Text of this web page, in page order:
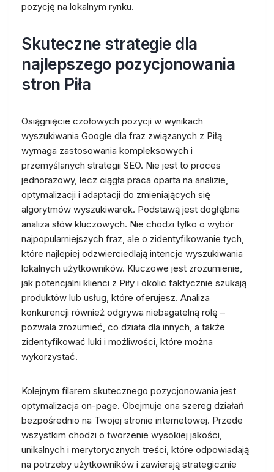
pozycję na lokalnym rynku.
Skuteczne strategie dla
najlepszego pozycjonowania
stron Piła
Osiągnięcie czołowych pozycji w wynikach
wyszukiwania Google dla fraz związanych z Piłą
wymaga zastosowania kompleksowych i
przemyślanych strategii SEO. Nie jest to proces
jednorazowy, lecz ciągła praca oparta na analizie,
optymalizacji i adaptacji do zmieniających się
algorytmów wyszukiwarek. Podstawą jest dogłębna
analiza słów kluczowych. Nie chodzi tylko o wybór
najpopularniejszych fraz, ale o zidentyfikowanie tych,
które najlepiej odzwierciedlają intencje wyszukiwania
lokalnych użytkowników. Kluczowe jest zrozumienie,
jak potencjalni klienci z Piły i okolic faktycznie szukają
produktów lub usług, które oferujesz. Analiza
konkurencji również odgrywa niebagatelną rolę –
pozwala zrozumieć, co działa dla innych, a także
zidentyfikować luki i możliwości, które można
wykorzystać.
Kolejnym filarem skutecznego pozycjonowania jest
optymalizacja on-page. Obejmuje ona szereg działań
bezpośrednio na Twojej stronie internetowej. Przede
wszystkim chodzi o tworzenie wysokiej jakości,
unikalnych i merytorycznych treści, które odpowiadają
na potrzeby użytkowników i zawierają strategicznie